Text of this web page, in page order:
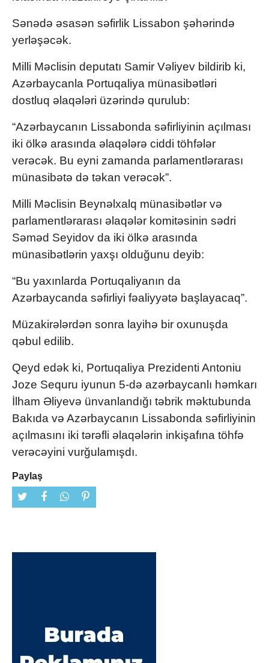
Sənədə əsasən səfirlik Lissabon şəhərində
yerləşəcək.
Milli Məclisin deputatı Samir Vəliyev bildirib ki,
Azərbaycanla Portuqaliya münasibətləri
dostluq əlaqələri üzərində qurulub:
“Azərbaycanın Lissabonda səfirliyinin açılması
iki ölkə arasında əlaqələrə ciddi töhfələr
verəcək. Bu eyni zamanda parlamentlərarası
münasibətə də təkan verəcək”.
Milli Məclisin Beynəlxalq münasibətlər və
parlamentlərarası əlaqələr komitəsinin sədri
Səməd Seyidov da iki ölkə arasında
münasibətlərin yaxşı olduğunu deyib:
“Bu yaxınlarda Portuqaliyanın da
Azərbaycanda səfirliyi fəaliyyətə başlayacaq”.
Müzakirələrdən sonra layihə bir oxunuşda
qəbul edilib.
Qeyd edək ki, Portuqaliya Prezidenti Antoniu
Joze Sequru iyunun 5-də azərbaycanlı həmkarı
İlham Əliyevə ünvanlandığı təbrik məktubunda
Bakıda və Azərbaycanın Lissabonda səfirliyinin
açılmasını iki tərəfli əlaqələrin inkişafına töhfə
verəcəyini vurğulamışdı.
Paylaş